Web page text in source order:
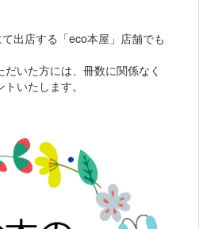
出店する「eco本屋」店舗でも
いた方には、冊数に関係なく
いたします。